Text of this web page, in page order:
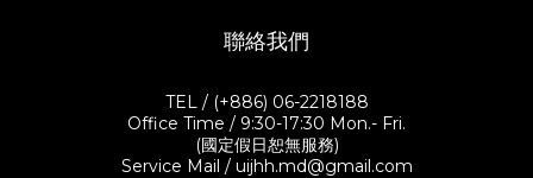
聯絡我們
TEL / (+886) 06-2218188
Office Time / 9:30-17:30 Mon.- Fri.
(國定假日恕無服務)
Service Mail / uijhh.md@gmail.com